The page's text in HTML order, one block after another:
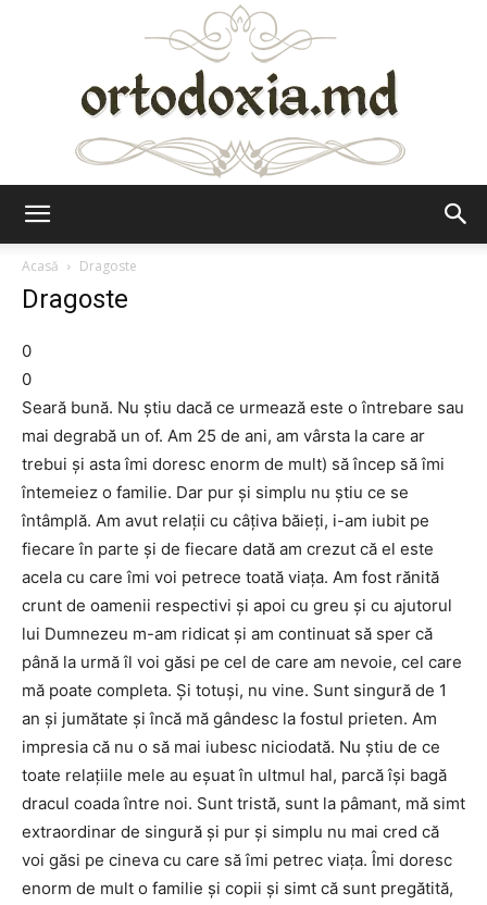
Acasă
Dragoste
Dragoste
0
0
Seară bună. Nu ştiu dacă ce urmează este o întrebare sau
mai degrabă un of. Am 25 de ani, am vârsta la care ar
trebui şi asta îmi doresc enorm de mult) să încep să îmi
întemeiez o familie. Dar pur şi simplu nu ştiu ce se
întâmplă. Am avut relaţii cu câţiva băieţi, i-am iubit pe
fiecare în parte şi de fiecare dată am crezut că el este
acela cu care îmi voi petrece toată viaţa. Am fost rănită
crunt de oamenii respectivi şi apoi cu greu şi cu ajutorul
lui Dumnezeu m-am ridicat şi am continuat să sper că
până la urmă îl voi găsi pe cel de care am nevoie, cel care
mă poate completa. Şi totuşi, nu vine. Sunt singură de 1
an şi jumătate şi încă mă gândesc la fostul prieten. Am
impresia că nu o să mai iubesc niciodată. Nu ştiu de ce
toate relaţiile mele au eşuat în ultmul hal, parcă îşi bagă
dracul coada între noi. Sunt tristă, sunt la pâmant, mă simt
extraordinar de singură şi pur şi simplu nu mai cred că
voi găsi pe cineva cu care să îmi petrec viaţa. Îmi doresc
enorm de mult o familie şi copii şi simt că sunt pregătită,